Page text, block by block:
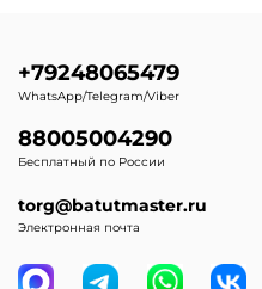
+79248065479
WhatsApp/Telegram/Viber
88005004290
Бесплатный по России
torg@batutmaster.ru
Электронная почта